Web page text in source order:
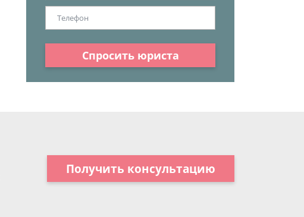
Спросить юриста
Получить консультацию